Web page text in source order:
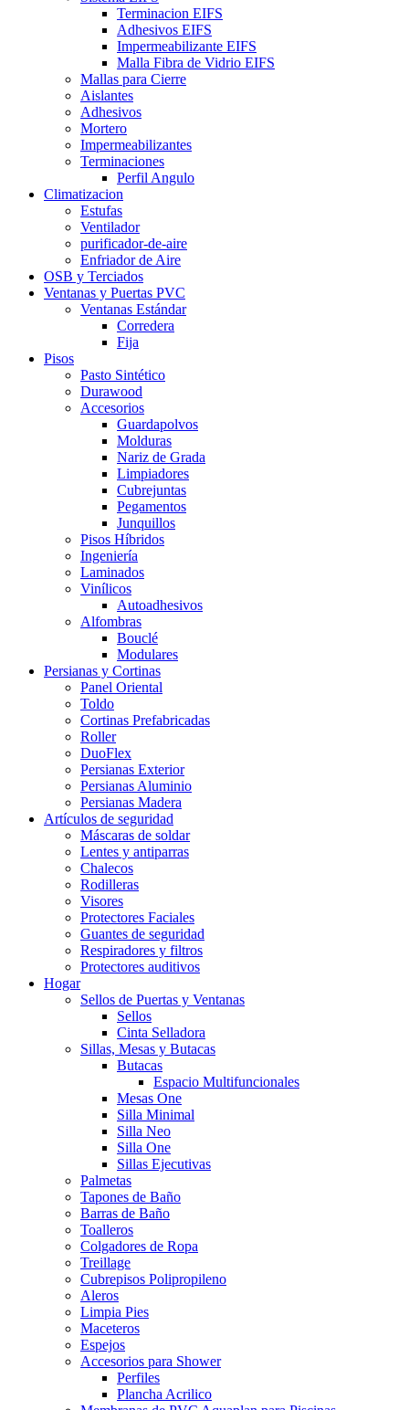
Terminacion EIFS
Adhesivos EIFS
Impermeabilizante EIFS
Malla Fibra de Vidrio EIFS
Mallas para Cierre
Aislantes
Adhesivos
Mortero
Impermeabilizantes
Terminaciones
Perfil Angulo
Climatizacion
Estufas
Ventilador
purificador-de-aire
Enfriador de Aire
OSB y Terciados
Ventanas y Puertas PVC
Ventanas Estándar
Corredera
Fija
Pisos
Pasto Sintético
Durawood
Accesorios
Guardapolvos
Molduras
Nariz de Grada
Limpiadores
Cubrejuntas
Pegamentos
Junquillos
Pisos Híbridos
Ingeniería
Laminados
Vinílicos
Autoadhesivos
Alfombras
Bouclé
Modulares
Persianas y Cortinas
Panel Oriental
Toldo
Cortinas Prefabricadas
Roller
DuoFlex
Persianas Exterior
Persianas Aluminio
Persianas Madera
Artículos de seguridad
Máscaras de soldar
Lentes y antiparras
Chalecos
Rodilleras
Visores
Protectores Faciales
Guantes de seguridad
Respiradores y filtros
Protectores auditivos
Hogar
Sellos de Puertas y Ventanas
Sellos
Cinta Selladora
Sillas, Mesas y Butacas
Butacas
Espacio Multifuncionales
Mesas One
Silla Minimal
Silla Neo
Silla One
Sillas Ejecutivas
Palmetas
Tapones de Baño
Barras de Baño
Toalleros
Colgadores de Ropa
Treillage
Cubrepisos Polipropileno
Aleros
Limpia Pies
Maceteros
Espejos
Accesorios para Shower
Perfiles
Plancha Acrilico